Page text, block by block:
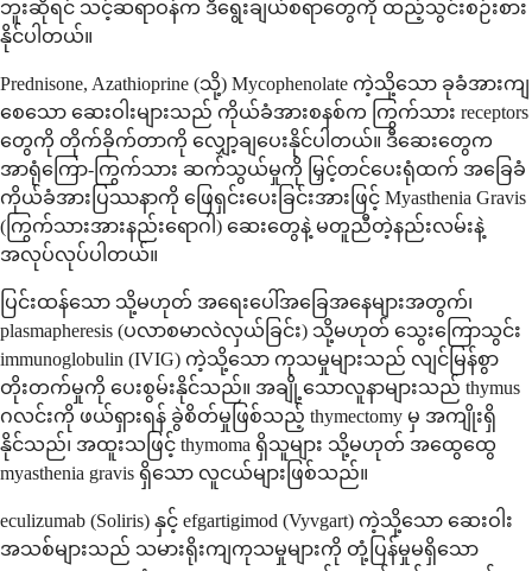
ဘူးဆိုရင် သင့်ဆရာဝန်က ဒီရွေးချယ်စရာတွေကို ထည့်သွင်းစဉ်းစား
နိုင်ပါတယ်။
Prednisone, Azathioprine (သို့) Mycophenolate ကဲ့သို့သော ခုခံအားကျ
စေသော ဆေးဝါးများသည် ကိုယ်ခံအားစနစ်က ကြွက်သား receptors
တွေကို တိုက်ခိုက်တာကို လျှော့ချပေးနိုင်ပါတယ်။ ဒီဆေးတွေက
အာရုံကြော-ကြွက်သား ဆက်သွယ်မှုကို မြှင့်တင်ပေးရုံထက် အခြေခံ
ကိုယ်ခံအားပြဿနာကို ဖြေရှင်းပေးခြင်းအားဖြင့် Myasthenia Gravis
(ကြွက်သားအားနည်းရောဂါ) ဆေးတွေနဲ့ မတူညီတဲ့နည်းလမ်းနဲ့
အလုပ်လုပ်ပါတယ်။
ပြင်းထန်သော သို့မဟုတ် အရေးပေါ်အခြေအနေများအတွက်၊
plasmapheresis (ပလာစမာလဲလှယ်ခြင်း) သို့မဟုတ် သွေးကြောသွင်း
immunoglobulin (IVIG) ကဲ့သို့သော ကုသမှုများသည် လျင်မြန်စွာ
တိုးတက်မှုကို ပေးစွမ်းနိုင်သည်။ အချို့သောလူနာများသည် thymus
ဂလင်းကို ဖယ်ရှားရန် ခွဲစိတ်မှုဖြစ်သည့် thymectomy မှ အကျိုးရှိ
နိုင်သည်၊ အထူးသဖြင့် thymoma ရှိသူများ သို့မဟုတ် အထွေထွေ
myasthenia gravis ရှိသော လူငယ်များဖြစ်သည်။
eculizumab (Soliris) နှင့် efgartigimod (Vyvgart) ကဲ့သို့သော ဆေးဝါး
အသစ်များသည် သမားရိုးကျကုသမှုများကို တုံ့ပြန်မှုမရှိသော